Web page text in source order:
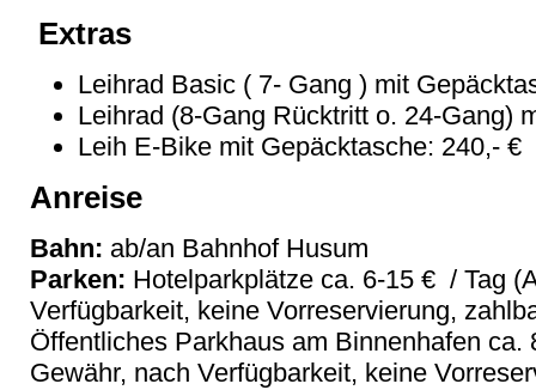
Extras
Leihrad Basic ( 7- Gang ) mit
Leihrad (8-Gang Rücktritt o. 24-Gang)
Leih E-Bike mit Gepäcktasche: 240,- €
Anreise
Bahn: ab/an Bahnhof Husum
Parken: Hotelparkplätze ca. 6-15 € / Tag
Verfügbarkeit, keine Vorreservierung,
Öffentliches Parkhaus am Binnenhafen ca.
Gewähr, nach Verfügbarkeit, keine